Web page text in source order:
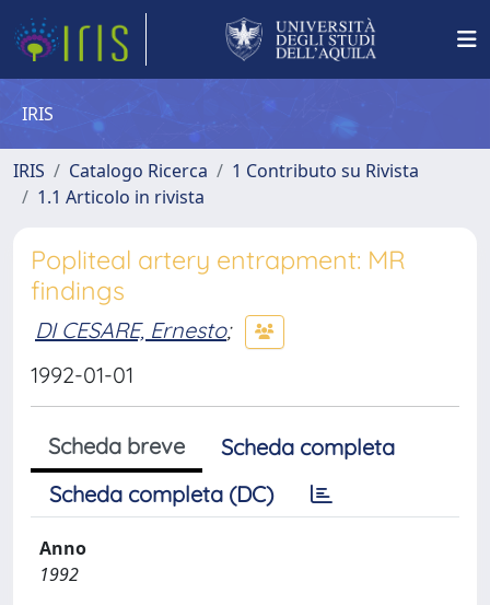
IRIS
IRIS Catalogo Ricerca
1 Contributo su Rivista
1.1 Articolo in rivista
Popliteal artery entrapment: MR
findings
DI CESARE, Ernesto;
1992-01-01
Scheda breve
Scheda completa
Scheda completa (DC)
Anno
1992